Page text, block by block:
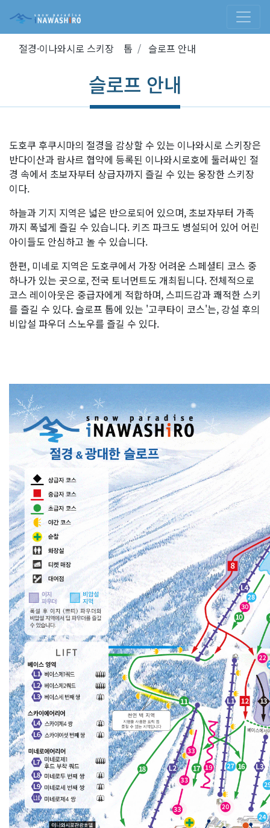
절경·이나와시로 스키장 톱 슬로프 안내
슬로프 안내
도호쿠 후쿠시마의 절경을 감상할 수 있는 이나와시로 스키장은
반다이산과 람사르 협약에 등록된 이나와시로호에 둘러싸인 절
경 속에서 초보자부터 상급자까지 즐길 수 있는 웅장한 스키장
이다.
하늘과 기지 지역은 넓은 반으로되어 있으며, 초보자부터 가족
까지 폭넓게 즐길 수 있습니다. 키즈 파크도 병설되어 있어 어린
아이들도 안심하고 놀 수 있습니다.
한편, 미네로 지역은 도호쿠에서 가장 어려운 스페셜티 코스 중
하나가 있는 곳으로, 전국 토너먼트도 개최됩니다. 전체적으로
코스 레이아웃은 중급자에게 적합하며, 스피드감과 쾌적한 스키
를 즐길 수 있다. 슬로프 톱에 있는 '고쿠타이 코스'는, 강설 후의
비압설 파우더 스노우를 즐길 수 있다.